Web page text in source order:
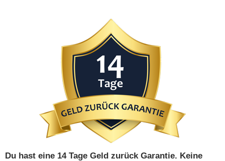
Du hast eine 14 Tage Geld zurück Garantie. Keine